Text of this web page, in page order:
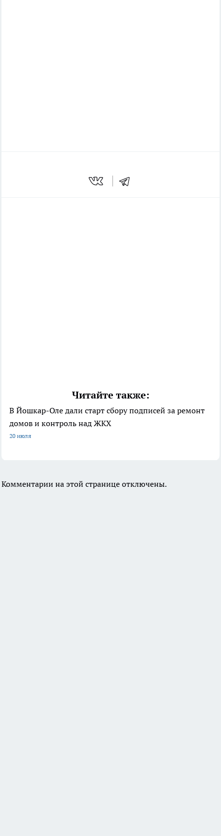
Читайте также:
В Йошкар-Оле дали старт сбору подписей за ремонт
домов и контроль над ЖКХ
20 июля
Комментарии на этой странице отключены.